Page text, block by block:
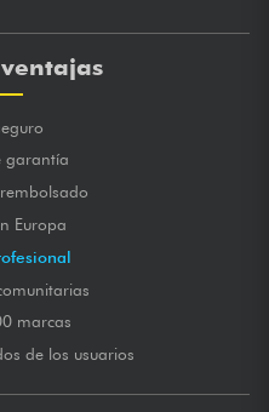
garantía
Europa
marcas
de los usuarios